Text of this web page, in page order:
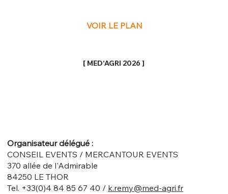
VOIR LE PLAN
[ MED'AGRI 2026 ]
Organisateur délégué :
CONSEIL EVENTS / MERCANTOUR EVENTS
370 allée de l'Admirable
84250 LE THOR
Tel. +33(0)4 84 85 67 40 / k.remy@med-agri.fr